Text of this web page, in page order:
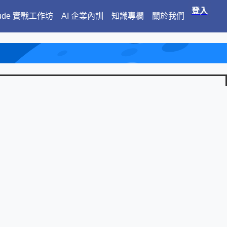
實戰工作坊 AI 企業內訓 知識專欄 關於我們
登入